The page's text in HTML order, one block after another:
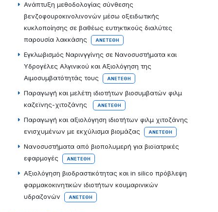
Ανάπτυξη μεθοδολογίας σύνθεσης
βενζοφουροκινολινονών μέσω οξειδωτικής
κυκλοποίησης σε βαθέως ευτηκτικούς διαλύτες
παρουσία λακκάσης
ΑΝΕΤΈΘΗ
Εγκλωβισμός Ναρινγγίνης σε Νανοσυστήματα και
Υδρογέλες Αλγινικού και Αξιολόγηση της
Αιμοσυμβατότητάς τους
ΑΝΕΤΈΘΗ
Παραγωγή και μελέτη ιδιοτήτων βιοσυμβατών φιλμ
καζεϊνης-χιτοζάνης
ΑΝΕΤΈΘΗ
Παραγωγή και αξιολόγηση ιδιοτήτων φιλμ χιτοζάνης
ενισχυμένων με εκχύλισμα βιομάζας
ΑΝΕΤΈΘΗ
Νανοσυστήματα από βιοπολυμερή για βιοϊατρικές
εφαρμογές
ΑΝΕΤΈΘΗ
Αξιολόγηση βιοδραστικότητας και in silico πρόβλεψη
φαρμακοκινητικών ιδιοτήτων κουμαρινικών
υδραζονών
ΑΝΕΤΈΘΗ